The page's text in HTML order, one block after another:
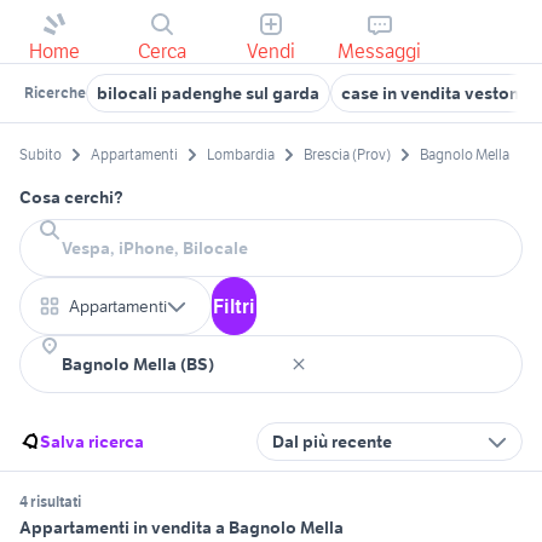
Home Cerca Vendi Messaggi
Ricerche bilocali padenghe sul garda case in vendita vestone
Subito Appartamenti Lombardia Brescia (Prov) Bagnolo Mella
Cosa cerchi?
Appartamenti Filtri
Salva ricerca Dal più recente
4 risultati
Appartamenti in vendita a Bagnolo Mella